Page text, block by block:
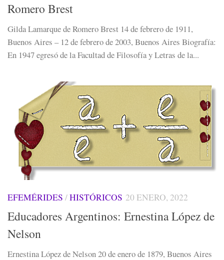
Romero Brest
Gilda Lamarque de Romero Brest 14 de febrero de 1911,
Buenos Aires – 12 de febrero de 2003, Buenos Aires Biografía:
En 1947 egresó de la Facultad de Filosofía y Letras de la...
EFEMÉRIDES /HISTÓRICOS 20 ENERO, 2022
Educadores Argentinos: Ernestina López de
Nelson
Ernestina López de Nelson 20 de enero de 1879, Buenos Aires